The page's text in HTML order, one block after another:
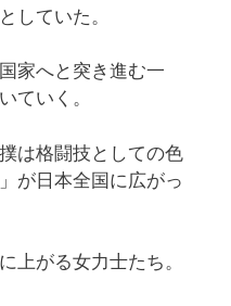
していた。
家へと突き進む一
ていく。
は格闘技としての色
が日本全国に広がっ
上がる女力士たち。